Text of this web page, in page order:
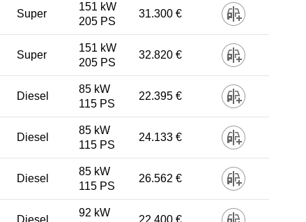
Super
151 kW
205 PS
31.300 €
Super
151 kW
205 PS
32.820 €
Diesel
85 kW
115 PS
22.395 €
Diesel
85 kW
115 PS
24.133 €
Diesel
85 kW
115 PS
26.562 €
Diesel
92 kW
22.400 €